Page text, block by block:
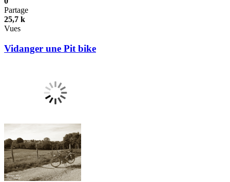
Partage
25,7 k
Vues
Vidanger une Pit bike